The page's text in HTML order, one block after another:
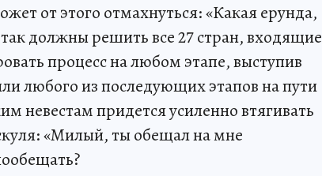
от этого отмахнуться: «Какая ерунда,
должны решить все 27 стран, входящие
процесс на любом этапе, выступив
любого из последующих этапов на пути
невестам придется усиленно втягивать
«Милый, ты обещал на мне